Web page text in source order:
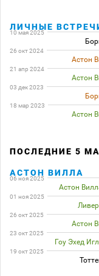
ЛИЧНЫЕ
10 мая 2025
26 окт 2024
Астон
21 апр 2024
Астон
03 дек 2023
18 мар 2023
Астон
ПОСЛЕДНИЕ 5
АСТОН ВИЛЛА
06 ноя 2025
Астон
01 ноя 2025
26 окт 2025
Астон
23 окт 2025
Гоу Эхед
19 окт 2025